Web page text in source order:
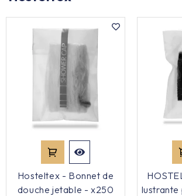
Produit d'accueil 
Hygiène mains
Alimentaire & jetable
PROMOTION
Hosteltex - Bonnet de
douche jetable - x250
lustrante